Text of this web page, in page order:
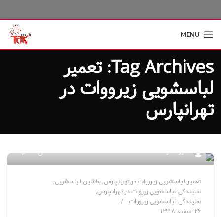
MENU
Tag Archives: تعمیر
لباسشویی زیرووات در
تهرانپارس
مدیر سایت
تعمیر لباسشویی زیرووات در تهرانپارس,ماشین لباسشویی,
نمایندگی لباسشویی زیروات در تهرانپارس,
نمایندگی لباسشویی زیرووات
۲۶ اسفند ۱۳۹۸